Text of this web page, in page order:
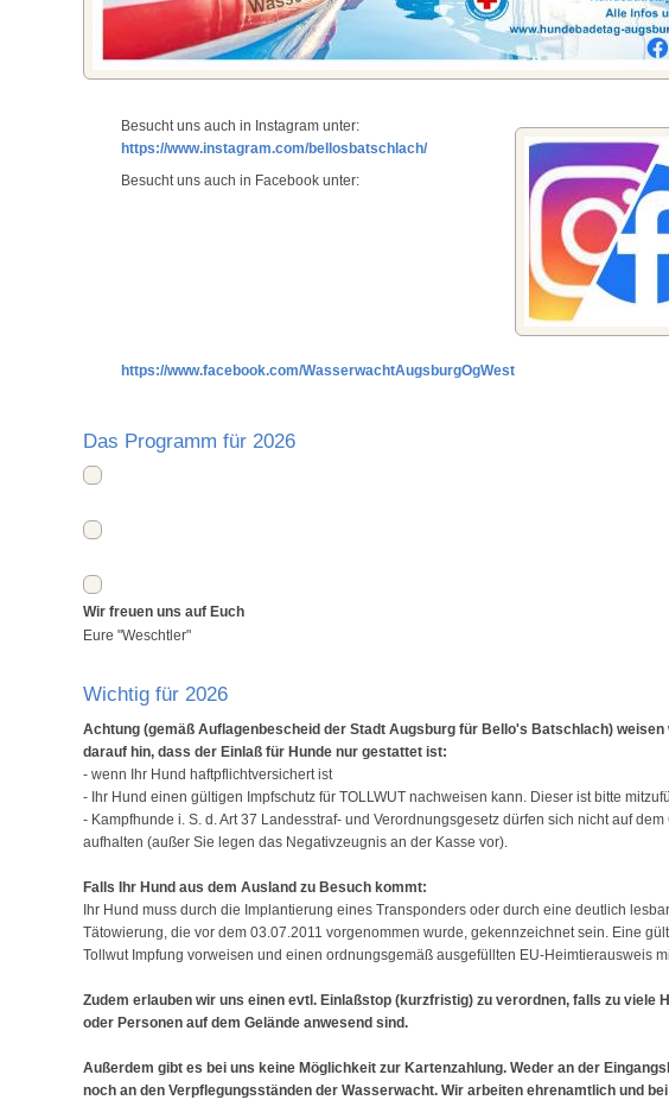
Besucht uns auch in Instagram unter:
https://www.instagram.com/bellosbatschlach/
Besucht uns auch in Facebook unter:
https://www.facebook.com/WasserwachtAugsburgOgWest
Das Programm für 2026
Wir freuen uns auf Euch
Eure "Weschtler"
Wichtig für 2026
Achtung (gemäß Auflagenbescheid der Stadt Augsburg für Bello's Batschlach) weisen
darauf hin, dass der Einlaß für Hunde nur gestattet ist:
- wenn Ihr Hund haftpflichtversichert ist
- Ihr Hund einen gültigen Impfschutz für TOLLWUT nachweisen kann. Dieser ist bitte
- Kampfhunde i. S. d. Art 37 Landesstraf- und Verordnungsgesetz dürfen sich nicht auf dem
aufhalten (außer Sie legen das Negativzeugnis an der Kasse vor).
Falls Ihr Hund aus dem Ausland zu Besuch kommt:
Ihr Hund muss durch die Implantierung eines Transponders oder durch eine deutlich
Tätowierung, die vor dem 03.07.2011 vorgenommen wurde, gekennzeichnet sein. Eine
Tollwut Impfung vorweisen und einen ordnungsgemäß ausgefüllten EU-Heimtierausweis
Zudem erlauben wir uns einen evtl. Einlaßstop (kurzfristig) zu verordnen, falls zu viele
oder Personen auf dem Gelände anwesend sind.
Außerdem gibt es bei uns keine Möglichkeit zur Kartenzahlung. Weder an der
noch an den Verpflegungsständen der Wasserwacht. Wir arbeiten ehrenamtlich und